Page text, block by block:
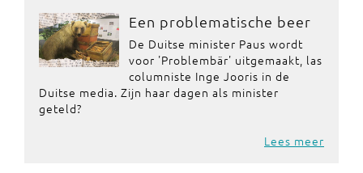
Een problematische beer
De Duitse minister Paus wordt
voor 'Problembär' uitgemaakt, las
columniste Inge Jooris in de
Duitse media. Zijn haar dagen als minister
geteld?
Lees meer